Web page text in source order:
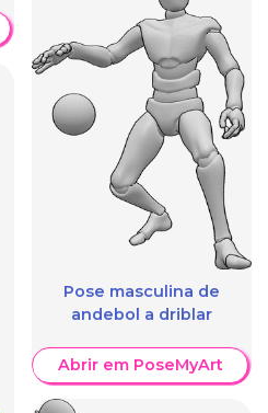
Pose masculina de
andebol a driblar
Abrir em PoseMyArt